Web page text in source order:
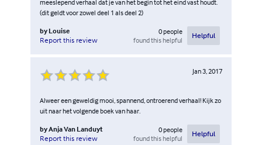
meeslepend verhaal dat je van het begin tot het eind vast houdt.
(dit geldt voor zowel deel 1 als deel 2)
by Louise
Report this review
0people
found this helpful
Helpful
Jan 3, 2017
Alweer een geweldig mooi, spannend, ontroerend verhaal! Kijk zo
uit naar het volgende boek van haar.
byAnja Van Landuyt
Report this review
0people
found this helpful
Helpful